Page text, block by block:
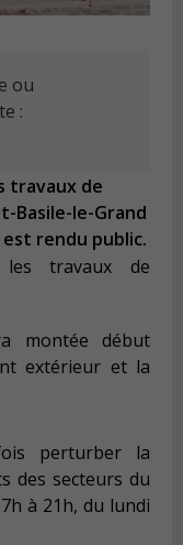
ou
:
travaux de
Basile-le-Grand
rendu public.
travaux de
montée début
extérieur et la
perturber la
des secteurs du
à 21h, du lundi